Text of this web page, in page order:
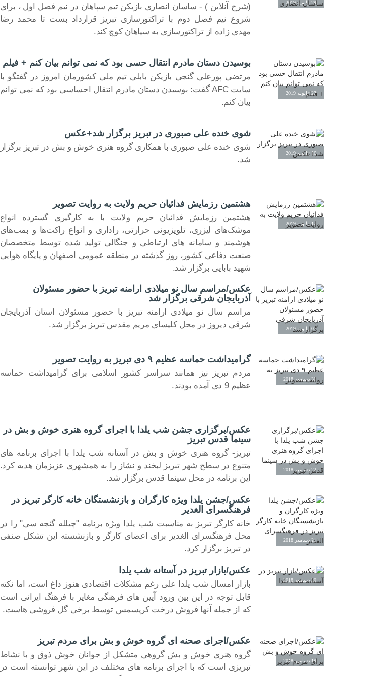
29 ژانویه 2019
(شرح آنلاین ) - ساسان انصاری بازیکن تیم سپاهان در نیم فصل اول ، برای
شروع نیم فصل دوم با تراکتورسازی تبریز قرارداد بست تا محمد رضا
مهدی زاده از تراکتورسازی به سپاهان کوچ کند.
23 ژانویه 2019
بوسیدن دستان مادرم انتقال حسی بود که نمی توانم بیان کنم + فیلم
مرتضی پورعلی گنجی بازیکن بابلی تیم ملی کشورمان امروز در گفتگو با
سایت AFC گفت: بوسیدن دستان مادرم انتقال احساسی بود که نمی توانم
بیان کنم.
16 ژانویه 2019
شوی خنده علی صبوری در تبریز برگزار شد+عکس
شوی خنده علی صبوری با همکاری گروه هنری خوش و بش در تبریز برگزار
شد.
12 ژانویه 2019
هشتمین رزمایش فدائیان حریم ولایت به روایت تصویر
هشتمین رزمایش فدائیان حریم ولایت با به کارگیری گسترده انواع
موشک‌های لیزری، تلویزیونی حرارتی، راداری و انواع راکت‌ها و بمب‌های
هوشمند و سامانه های ارتباطی و جنگالی تولید شده توسط متخصصان
صنعت دفاعی کشور، روز گذشته در منطقه عمومی اصفهان و پایگاه هوایی
شهید بابایی برگزار شد.
07 ژانویه 2019
عکس/مراسم سال نو میلادی ارامنه تبریز با حضور مسئولان
آذربایجان شرقی برگزار شد
مراسم سال نو میلادی ارامنه تبریز با حضور مسئولان استان آذربایجان
شرقی دیروز در محل کلیسای مریم مقدس تبریز برگزار شد.
30 دسامبر 2018
گرامیداشت حماسه عظیم ۹ دی تبریز به روایت تصویر
مردم تبریز نیز همانند سراسر کشور اسلامی برای گرامیداشت حماسه
عظیم 9 دی آمده بودند.
22 دسامبر 2018
عکس/برگزاری جشن شب یلدا با اجرای گروه هنری خوش و بش در
سینما قدس تبریز
تبریز- گروه هنری خوش و بش در آستانه شب یلدا با اجرای برنامه های
متنوع در سطح شهر تبریز لبخند و نشاز را به همشهری عزیزمان هدیه کرد.
این برنامه در محل سینما قدس برگزار شد.
21 دسامبر 2018
عکس/جشن یلدا ویژه کارگران و بازنشستگان خانه کارگر تبریز در
فرهنگسرای الغدیر
خانه کارگر تبریز به مناسبت شب یلدا ویژه برنامه "چیلله گئجه سی" را در
محل فرهنگسرای الغدیر برای اعضای کارگر و بازنشسته این تشکل صنفی
در تبریز برگزار کرد.
20 دسامبر 2018
عکس/بازار تبریز در آستانه شب یلدا
بازار امسال شب یلدا علی رغم مشکلات اقتصادی هنوز داغ است، اما نکته
قابل توجه در این بین ورود آیین های فرهنگی مغایر با فرهنگ ایرانی است
که از جمله آنها فروش درخت کریسمس توسط برخی گل فروشی هاست.
19 دسامبر 2018
عکس/اجرای صحنه ای گروه خوش و بش برای مردم تبریز
گروه هنری خوش و بش گروهی متشکل از جوانان خوش ذوق و با نشاط
تبریزی است که با اجرای برنامه های مختلف در این شهر توانسته است در